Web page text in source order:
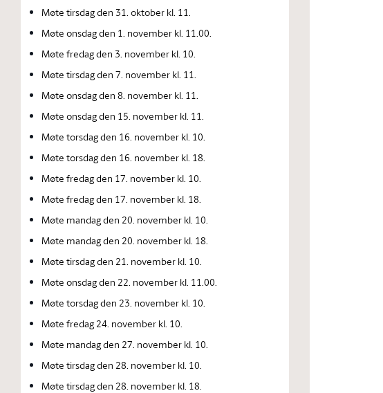
Møte tirsdag den 31. oktober kl. 11.
Møte onsdag den 1. november kl. 11.00.
Møte fredag den 3. november kl. 10.
Møte tirsdag den 7. november kl. 11.
Møte onsdag den 8. november kl. 11.
Møte onsdag den 15. november kl. 11.
Møte torsdag den 16. november kl. 10.
Møte torsdag den 16. november kl. 18.
Møte fredag den 17. november kl. 10.
Møte fredag den 17. november kl. 18.
Møte mandag den 20. november kl. 10.
Møte mandag den 20. november kl. 18.
Møte tirsdag den 21. november kl. 10.
Møte onsdag den 22. november kl. 11.00.
Møte torsdag den 23. november kl. 10.
Møte fredag 24. november kl. 10.
Møte mandag den 27. november kl. 10.
Møte tirsdag den 28. november kl. 10.
Møte tirsdag den 28. november kl. 18.